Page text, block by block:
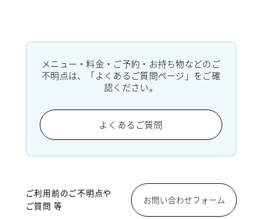
メニュー・料金・ご予約・お持ち物などのご
不明点は、「よくあるご質問ページ」をご確
認ください。
よくあるご質問
ご利用前のご不明点や
ご質問 等
お問い合わせフォーム